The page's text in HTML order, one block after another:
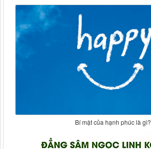
Bí mật của hạnh phúc là gì?